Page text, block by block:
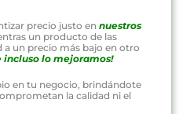
precio justo en nuestros
un producto de las
a un precio más bajo en otro
incluso lo mejoramos!
en tu negocio, brindándote
la calidad ni el